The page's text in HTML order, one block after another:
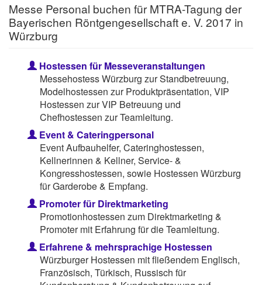
Messe Personal buchen für MTRA-Tagung der
Bayerischen Röntgengesellschaft e. V. 2017 in
Würzburg
Hostessen für Messeveranstaltungen
Messehostess Würzburg zur Standbetreuung,
Modelhostessen zur Produktpräsentation, VIP
Hostessen zur VIP Betreuung und
Chefhostessen zur Teamleitung.
Event & Cateringpersonal
Event Aufbauhelfer, Cateringhostessen,
Kellnerinnen & Kellner, Service- &
Kongresshostessen, sowie Hostessen Würzburg
für Garderobe & Empfang.
Promoter für Direktmarketing
Promotionhostessen zum Direktmarketing &
Promoter mit Erfahrung für die Teamleitung.
Erfahrene & mehrsprachige Hostessen
Würzburger Hostessen mit fließendem Englisch,
Französisch, Türkisch, Russisch für